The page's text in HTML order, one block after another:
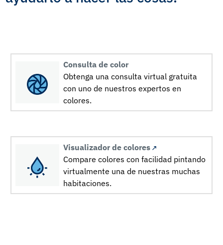
Consulta de color
Obtenga una consulta virtual gratuita
con uno de nuestros expertos en
colores.
Visualizador de colores
Compare colores con facilidad pintando
virtualmente una de nuestras muchas
habitaciones.